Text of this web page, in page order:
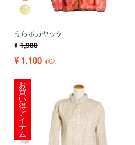
うらポカヤッケ
¥1,980
¥ 1,100 税込
お
買
い
得
ア
イ
テ
ム